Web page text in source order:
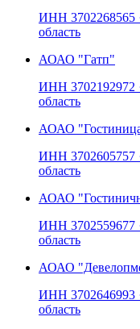
ИНН 3702268565
область
АОАО "Гатп"
ИНН 3702192972
область
АОАО
ИНН 3702605757
область
АОАО
ИНН 3702559677
область
АОАО
ИНН 3702646993
область